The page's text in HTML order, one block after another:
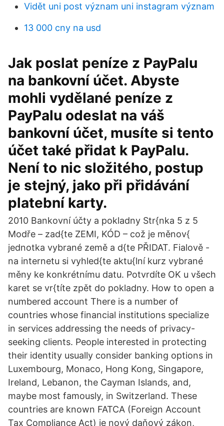
Vidět uni post význam uni instagram význam
13 000 cny na usd
Jak poslat peníze z PayPalu
na bankovní účet. Abyste
mohli vydělané peníze z
PayPalu odeslat na váš
bankovní účet, musíte si tento
účet také přidat k PayPalu.
Není to nic složitého, postup
je stejný, jako při přidávání
platební karty.
2010 Bankovní účty a pokladny Str{nka 5 z 5
Modře – zad{te ZEMI, KÓD – což je měnov{
jednotka vybrané země a d{te PŘIDAT. Fialově -
na internetu si vyhled{te aktu{lní kurz vybrané
měny ke konkrétnímu datu. Potvrdíte OK u všech
karet se vr{títe zpět do pokladny. How to open a
numbered account There is a number of
countries whose financial institutions specialize
in services addressing the needs of privacy-
seeking clients. People interested in protecting
their identity usually consider banking options in
Luxembourg, Monaco, Hong Kong, Singapore,
Ireland, Lebanon, the Cayman Islands, and,
maybe most famously, in Switzerland. These
countries are known FATCA (Foreign Account
Tax Compliance Act) je nový daňový zákon,